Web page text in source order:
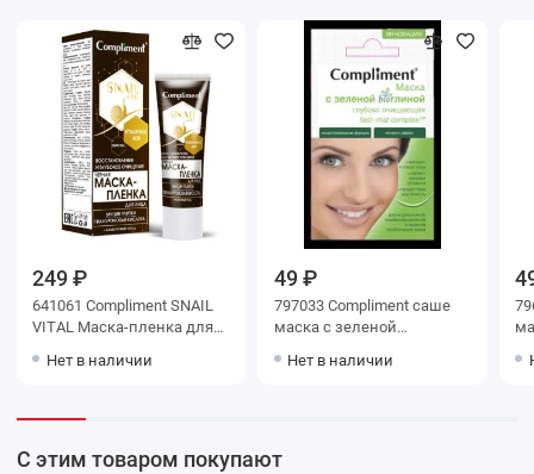
249 ₽
641061 Compliment SNAIL
VITAL Маска-пленка для
глубокое очищение муцин
Нет в наличии
49 ₽
797033 Compliment саше
маска с зеленой
очищающая fast-mat
Нет в наличии
С этим товаром покупают